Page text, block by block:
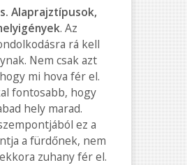
Alaprajztípusok,
. Az
rá kell
Nem csak azt
mi hova fér el.
fontosabb, hogy
hely marad.
ez a
a fürdőnek, nem
zuhany fér el.